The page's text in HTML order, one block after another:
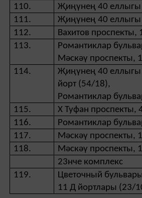
110.
Җиңүнең 40
111.
Җиңүнең 40
112.
Вахитов проспекты,
113.
Романтиклар
Мәскәү проспекты,
114.
Җиңүнең 40 еллыгы
йорт (54/18),
Романтиклар
115.
Х Туфан проспекты,
116.
Романтиклар
117.
Мәскәү проспекты,
118.
Мәскәү проспекты,
23нче комплекс
119.
Цветочный
11 Д йортлары (23/